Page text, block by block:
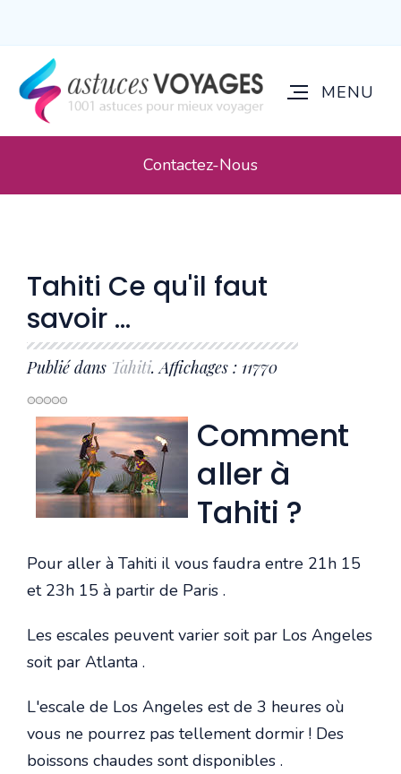
Contactez-Nous
Tahiti Ce qu'il faut
savoir ...
Publié dans Tahiti. Affichages : 11770
Comment
aller à
Tahiti ?
Pour aller à Tahiti il vous faudra entre 21h 15
et 23h 15 à partir de Paris .
Les escales peuvent varier soit par Los Angeles
soit par Atlanta .
L'escale de Los Angeles est de 3 heures où
vous ne pourrez pas tellement dormir ! Des
boissons chaudes sont disponibles .